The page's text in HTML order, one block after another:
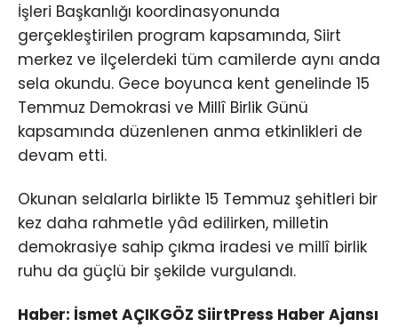
İşleri Başkanlığı koordinasyonunda
gerçekleştirilen program kapsamında, Siirt
merkez ve ilçelerdeki tüm camilerde aynı anda
sela okundu. Gece boyunca kent genelinde 15
Temmuz Demokrasi ve Millî Birlik Günü
kapsamında düzenlenen anma etkinlikleri de
devam etti.
Okunan selalarla birlikte 15 Temmuz şehitleri bir
kez daha rahmetle yâd edilirken, milletin
demokrasiye sahip çıkma iradesi ve millî birlik
ruhu da güçlü bir şekilde vurgulandı.
Haber: İsmet AÇIKGÖZ SiirtPress Haber Ajansı